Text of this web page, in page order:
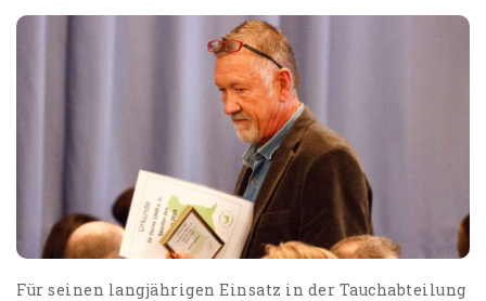
Für seinen langjährigen Einsatz in der Tauchabteilung